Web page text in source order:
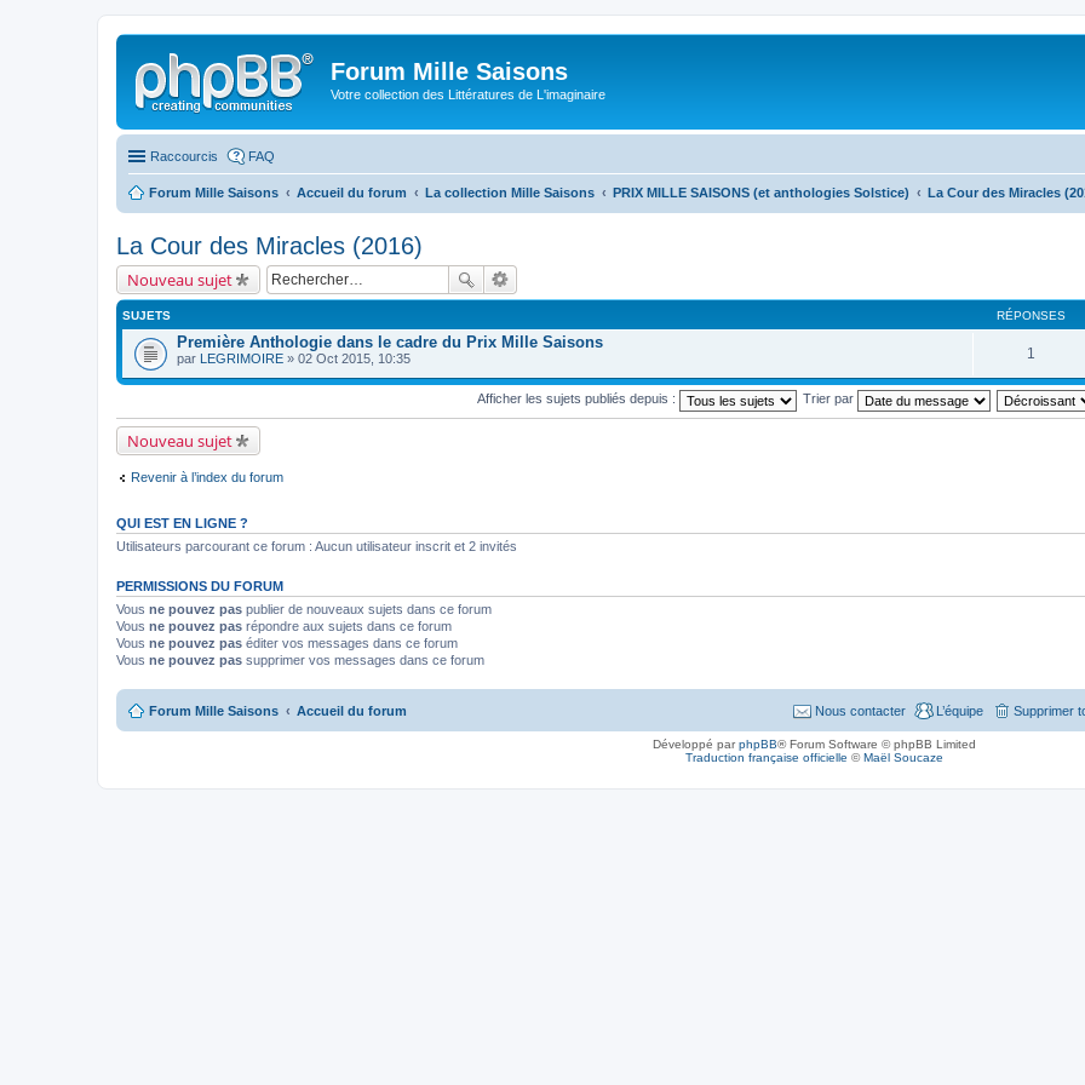
Forum Mille Saisons
Votre collection des Littératures de L'imaginaire
Raccourcis FAQ
Forum Mille Saisons Accueil du forum La collection Mille Saisons PRIX MILLE SAISONS (et anthologies Solstice) La Cour des Miracles
La Cour des Miracles (2016)
Nouveau sujet
SUJETS RÉPONSES
Première Anthologie dans le cadre du Prix Mille Saisons
par LEGRIMOIRE » 02 Oct 2015, 10:35 1
Afficher les sujets publiés depuis : Trier par
Nouveau sujet
Revenir à l’index du forum
QUI EST EN LIGNE ?
Utilisateurs parcourant ce forum : Aucun utilisateur inscrit et 2 invités
PERMISSIONS DU FORUM
Vous ne pouvez pas publier de nouveaux sujets dans ce forum
Vous ne pouvez pas répondre aux sujets dans ce forum
Vous ne pouvez pas éditer vos messages dans ce forum
Vous ne pouvez pas supprimer vos messages dans ce forum
Forum Mille Saisons Accueil du forum Supprimer
L’équipe
Nous contacter
Développé parphpBB® Forum Software © phpBB Limited
Traduction française officielle ©Maël Soucaze